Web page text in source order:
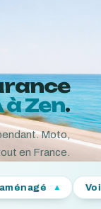
à Zen.
Moto,
en France.
Voiture